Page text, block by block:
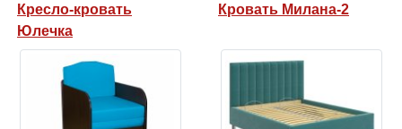
Кресло-кровать
Юлечка
Кровать Милана-2